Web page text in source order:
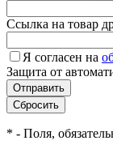
Ссылка на товар
Я согласен на
Защита от
* - Поля,